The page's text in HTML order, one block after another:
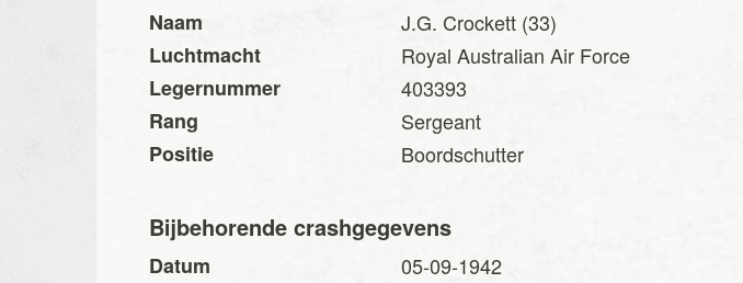
Naam
J.G. Crockett (33)
Luchtmacht
Royal Australian Air Force
Legernummer
403393
Rang
Sergeant
Positie
Boordschutter
Bijbehorende crashgegevens
Datum
05-09-1942